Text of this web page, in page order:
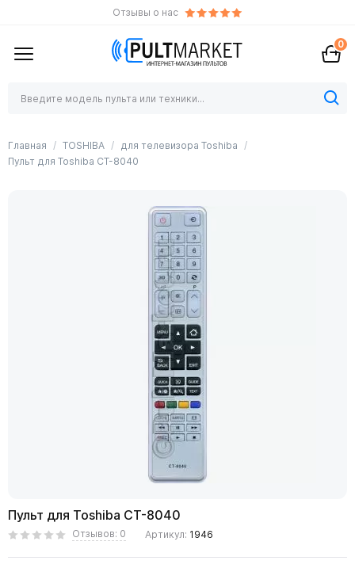
Отзывы о нас
0
Главная TOSHIBA
для телевизора Toshiba
Пульт для Toshiba CT-8040
Пульт для Toshiba CT-8040
Отзывов: 0 Артикул: 1946